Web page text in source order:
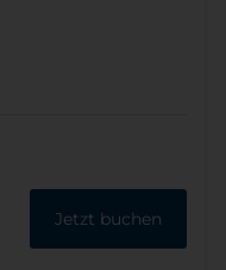
Jetzt buchen